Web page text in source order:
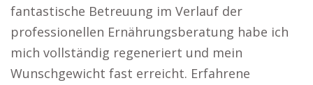
fantastische Betreuung im Verlauf der
professionellen Ernährungsberatung habe ich
mich vollständig regeneriert und mein
Wunschgewicht fast erreicht. Erfahrene